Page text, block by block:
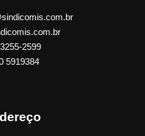
2599
5919384